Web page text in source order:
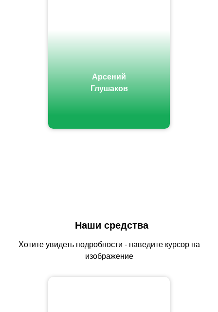
Арсений
Глушаков
Наши средства
Хотите увидеть подробности - наведите курсор на
изображение